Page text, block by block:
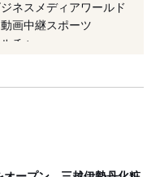
ン マルジェラ
ネス メディアワールド
動画中継スポーツ
ルチャー